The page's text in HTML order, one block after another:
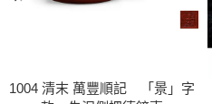
1004 清末 萬豐順記 「景」字